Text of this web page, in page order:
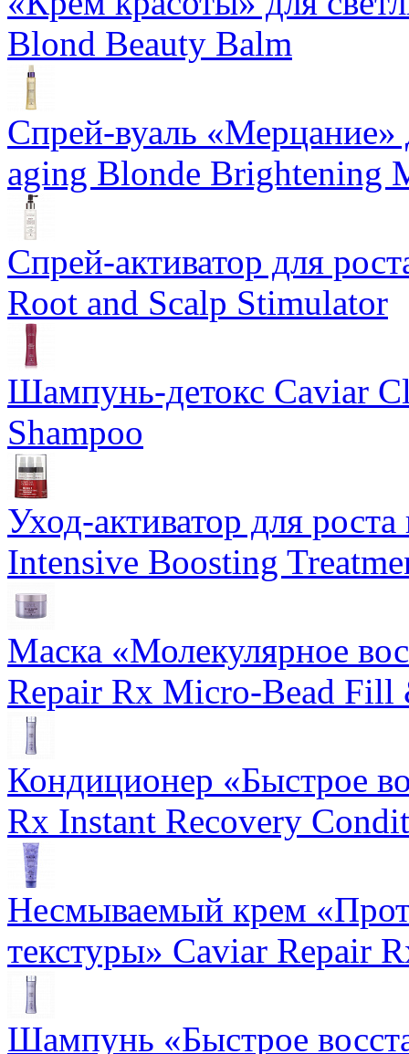
Blond Beauty Balm
Спрей-вуаль «Мерцание»
aging Blonde Brightening
Спрей-активатор для
Root and Scalp Stimulator
Шампунь-детокс Caviar
Shampoo
Уход-активатор для
Intensive Boosting
Маска «Молекулярное
Repair Rx Micro-Bead Fill
Кондиционер «Быстрое
Rx Instant Recovery
Несмываемый крем
текстуры» Caviar Repair
Шампунь «Быстрое